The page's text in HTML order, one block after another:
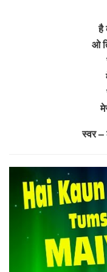
है
ओ
स्वर –